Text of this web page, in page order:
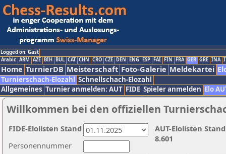
Logged on: Gast
Arabic ARM AZE BIH BUL CAT CHN CRO CZE DEN ENG ESP FAI FIN FRA GER GRE INA
Home TurnierDB Meisterschaft Foto-Galerie Meldekartei
Turnierschach-Elozahl Schnellschach-Elozahl
Allgemeines Turnier anmelden: AUT FIDE Spieler anmelden Elo
Willkommen bei den offiziellen
Personennummer
AUT-Elolisten
8.601
FIDE-Elolisten Stand